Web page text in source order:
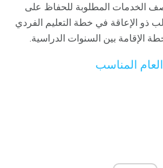
الخدمات المطلوبة للحفاظ على
ذو الإعاقة في خطة التعليم الفردي
العام المناسب